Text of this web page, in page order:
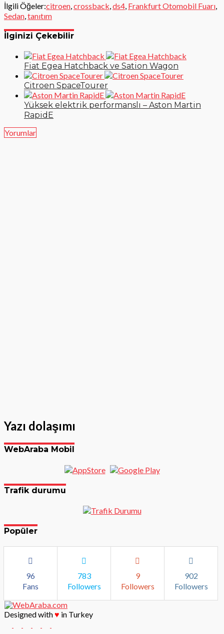
İlgili Öğeler:citroen crossback ds4 Frankfurt Otomobil Fuarı
Sedan tanıtım
İlginizi Çekebilir
Fiat Egea Hatchback ve Sation Wagon
Citroen SpaceTourer
Yüksek elektrik performanslı – Aston Martin
RapidE
Yorumlar
Yazı dolaşımı
WebAraba Mobil
Trafik durumu
Popüler
96
Fans
783
Followers
9
Followers
902
Followers
Designed with♥ in Turkey